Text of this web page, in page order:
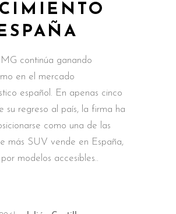
continúa ganando
en el mercado
español. En apenas cinco
su regreso al país, la firma ha
como una de las
más SUV vende en España,
modelos accesibles